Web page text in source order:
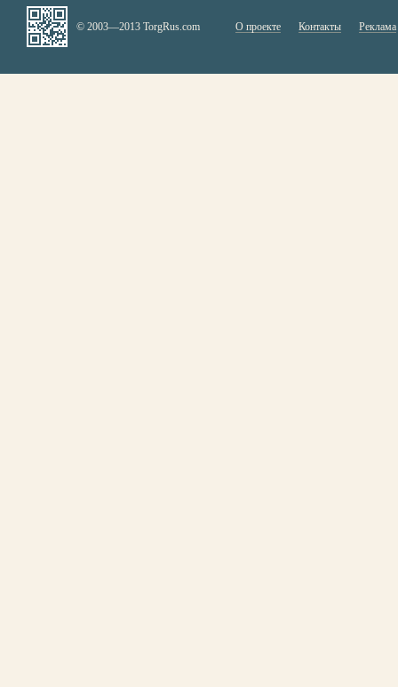
© 2003—2013 TorgRus.com О проекте Контакты Реклама